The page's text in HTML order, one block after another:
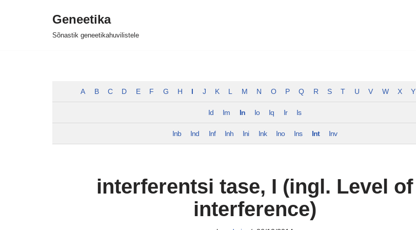
Geneetika
Sõnastik geneetikahuvilistele
A B C D E F G H I J K L M N O P Q R S T U V W X Y
Id Im In Io Iq Ir Is
Inb Ind Inf Inh Ini Ink Ino Ins Int Inv
interferentsi tase, I (ingl. Level of
interference)